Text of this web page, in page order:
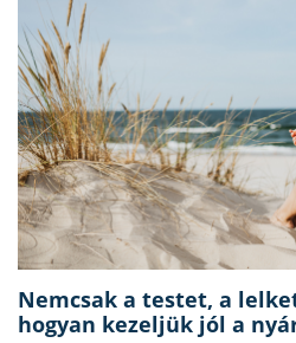
Nemcsak a testet, a
hogyan kezeljük jól a